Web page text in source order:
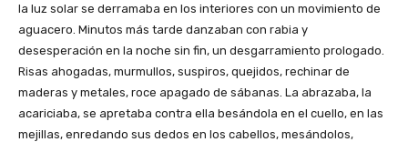
la luz solar se derramaba en los interiores con un movimiento de
aguacero. Minutos más tarde danzaban con rabia y
desesperación en la noche sin fin, un desgarramiento prologado.
Risas ahogadas, murmullos, suspiros, quejidos, rechinar de
maderas y metales, roce apagado de sábanas. La abrazaba, la
acariciaba, se apretaba contra ella besándola en el cuello, en las
mejillas, enredando sus dedos en los cabellos, mesándolos,